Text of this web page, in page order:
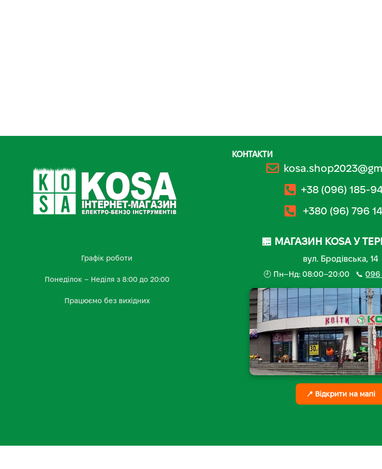
Графік роботи
Понеділок – Неділя з 8:00 до 20:00
Працюємо без вихідних
КОНТАКТИ
+38 (096) 185-
+380 (96) 796
🏪 МАГАЗИН KOSA У
вул. Бродівська, 14
🕘 Пн–Нд: 08:00–20:00 📞096
📍 Відкрити на мапі